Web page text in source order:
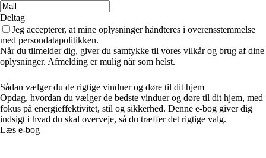
Deltag
Jeg accepterer, at mine oplysninger håndteres i overensstemmelse
med persondatapolitikken.
Når du tilmelder dig, giver du samtykke til vores vilkår og brug af dine
oplysninger. Afmelding er mulig når som helst.
Sådan vælger du de rigtige vinduer og døre til dit hjem
Opdag, hvordan du vælger de bedste vinduer og døre til dit hjem, med
fokus på energieffektivitet, stil og sikkerhed. Denne e-bog giver dig
indsigt i hvad du skal overveje, så du træffer det rigtige valg.
Læs e-bog